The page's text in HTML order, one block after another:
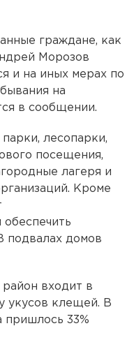
граждане, как
Морозов
и на иных мерах по
на
в сообщении.
лесопарки,
посещения,
лагеря и
Кроме
подвалах домов
входит в
укусов клещей. В
33%